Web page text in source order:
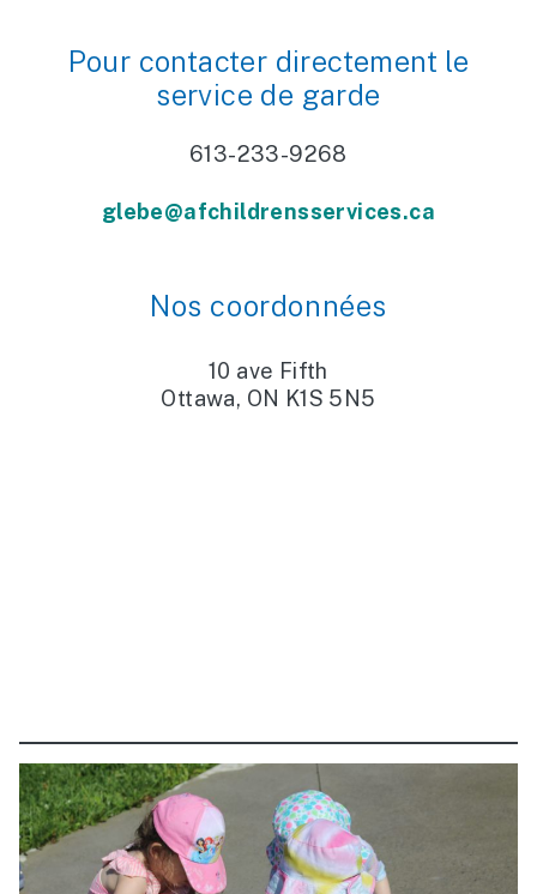
Pour contacter directement le
service de garde
613-233-9268
glebe@afchildrensservices.ca
Nos coordonnées
10 ave Fifth
Ottawa, ON K1S 5N5